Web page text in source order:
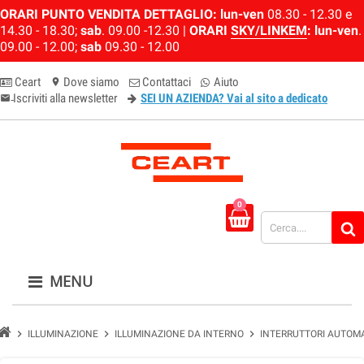
ORARI PUNTO VENDITA DETTAGLIO: lun-ven 08.30 - 12.30 e
14.30 - 18.30; sab. 09.00 -12.30 | ORARI SKY/LINKEM: lun-ven.
09.00 - 12.00; sab 09.30 - 12.00
Ceart location_on Dove siamo Contattaci Aiuto
email-newsletter
Iscriviti alla newsletter SEI UN AZIENDA? Vai al sito a dedicato
0
MENU
chevron_right ILLUMINAZIONE chevron_right ILLUMINAZIONE DA INTERNO chevron_right INTERRUTTORI